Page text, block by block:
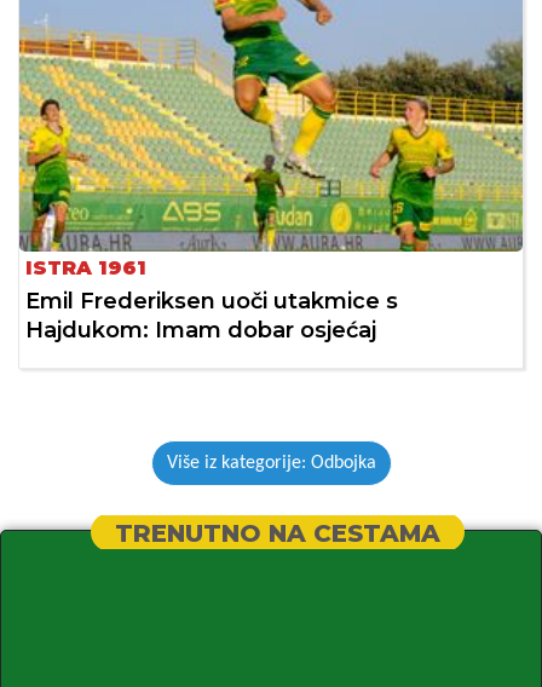
ISTRA 1961
Emil Frederiksen uoči utakmice s
Hajdukom: Imam dobar osjećaj
Više iz kategorije: Odbojka
TRENUTNO NA CESTAMA